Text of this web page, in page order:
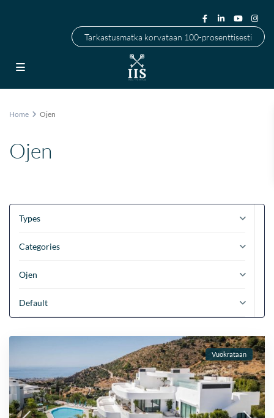
Tarkastusmatka korvataan 100-prosenttisesti
Home Ojen
Ojen
Types
Categories
Ojen
Default
Vuokrataan